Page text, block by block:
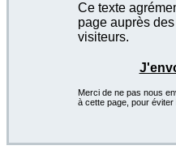
Ce texte
page auprès
visiteurs.
Merci de ne pas nous
à cette page, pour